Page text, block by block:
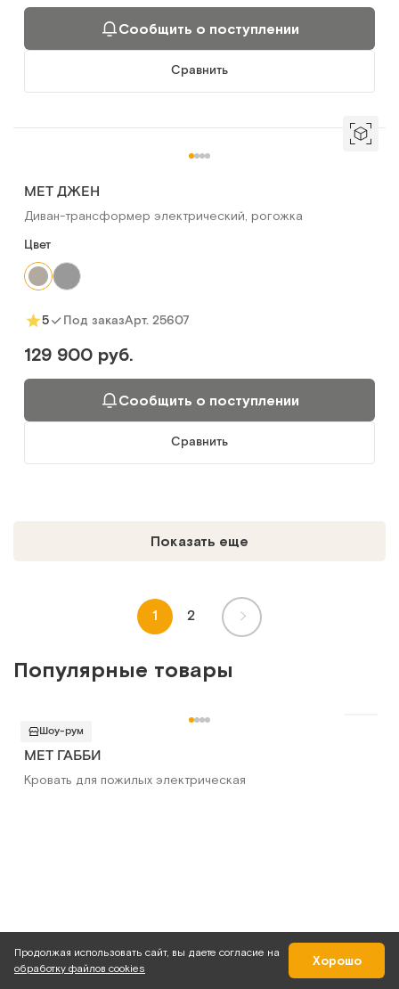
Сообщить о поступлении
Сравнить
МЕТ ДЖЕН
Диван-трансформер электрический, рогожка
Цвет
5 Под заказАрт. 25607
129 900 руб.
Сообщить о поступлении
Сравнить
Показать еще
1 2
Популярные товары
Шоу-рум
MET ГАББИ
Кровать для пожилых электрическая
Продолжая использовать сайт, вы даете согласие на
обработку файлов cookies
Хорошо